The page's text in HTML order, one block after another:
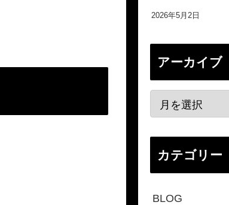
2026年5月2日
アーカイブ
カテゴリー
BLOG